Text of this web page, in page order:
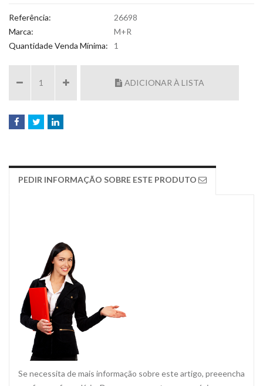
Referência:
26698
Marca:
M+R
Quantidade Venda Mínima:
1
ADICIONAR À LISTA
PEDIR INFORMAÇÃO SOBRE ESTE PRODUTO
Se necessita de mais informação sobre este artigo, preeencha